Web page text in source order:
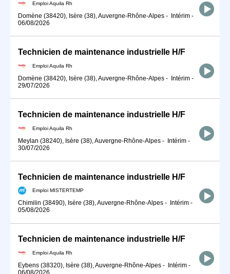
Emploi Aquila Rh
Domène (38420), Isère (38), Auvergne-Rhône-Alpes - Intérim -
06/08/2026
Technicien de maintenance industrielle H/F
Emploi Aquila Rh
Domène (38420), Isère (38), Auvergne-Rhône-Alpes - Intérim -
29/07/2026
Technicien de maintenance industrielle H/F
Emploi Aquila Rh
Meylan (38240), Isère (38), Auvergne-Rhône-Alpes - Intérim -
30/07/2026
Technicien de maintenance industrielle H/F
Emploi MISTERTEMP
Chimilin (38490), Isère (38), Auvergne-Rhône-Alpes - Intérim -
05/08/2026
Technicien de maintenance industrielle H/F
Emploi Aquila Rh
Eybens (38320), Isère (38), Auvergne-Rhône-Alpes - Intérim -
06/08/2026